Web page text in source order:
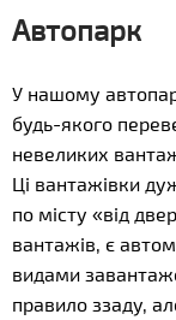
Автопарк
У нашому
будь-якого
невеликих
Ці вантажівки
по місту «від
вантажів, є
видами
правило ззаду,